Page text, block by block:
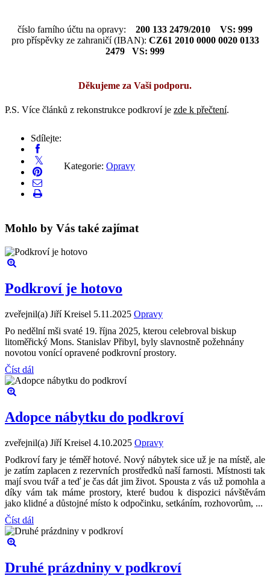
číslo farního účtu na opravy: 200 133 2479/2010 VS: 999
pro příspěvky ze zahraničí (IBAN): CZ61 2010 0000 0020 0133
2479 VS: 999
Děkujeme za Vaši podporu.
P.S. Více článků z rekonstrukce podkroví je zde k přečtení.
Sdílejte:
Kategorie: Opravy
Mohlo by Vás také zajímat
Podkroví je hotovo
zveřejnil(a) Jiří Kreisel 5.11.2025 Opravy
Po nedělní mši svaté 19. října 2025, kterou celebroval biskup
litoměřický Mons. Stanislav Přibyl, byly slavnostně požehnány
novotou vonící opravené podkrovní prostory.
Číst dál
Adopce nábytku do podkroví
zveřejnil(a) Jiří Kreisel 4.10.2025 Opravy
Podkroví fary je téměř hotové. Nový nábytek sice už je na místě, ale
je zatím zaplacen z rezervních prostředků naší farnosti. Místnosti tak
mají svou tvář a teď je čas dát jim život. Spousta z vás už pomohla a
díky vám tak máme prostory, které budou k dispozici návštěvám
jako klidné a důstojné místo k odpočinku, setkáním, rozhovorům, ...
Číst dál
Druhé prázdniny v podkroví